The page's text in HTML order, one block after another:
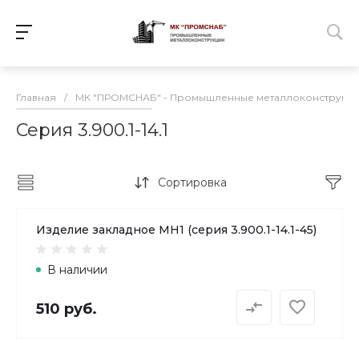
Главная / МК "ПРОМСНАБ" - Промышленные
Серия 3.900.1-14.1
Сортировка
Изделие закладное МН1 (серия 3.900.1-14.1-45)
В наличии
510 руб.